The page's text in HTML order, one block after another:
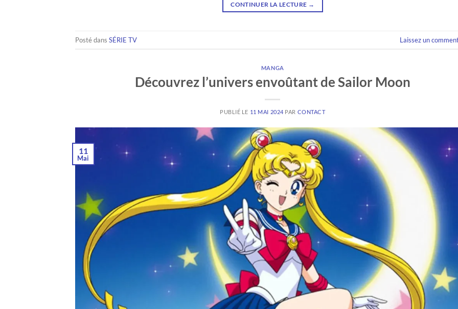
CONTINUER LA LECTURE →
Posté dans SÉRIE TV Laissez un
MANGA
Découvrez l’univers envoûtant de Sailor Moon
PUBLIÉ LE 11 MAI 2024 PAR CONTACT
11
Mai